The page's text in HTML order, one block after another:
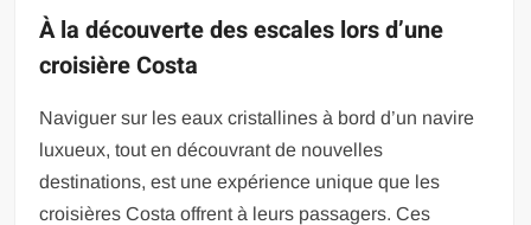
À la découverte des escales lors d’une
croisière Costa
Naviguer sur les eaux cristallines à bord d’un navire
luxueux, tout en découvrant de nouvelles
destinations, est une expérience unique que les
croisières Costa offrent à leurs passagers. Ces